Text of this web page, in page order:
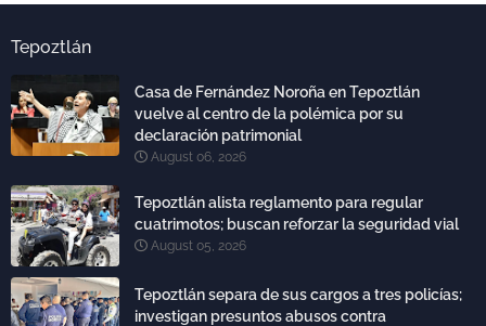
Tepoztlán
Casa de Fernández Noroña en Tepoztlán
vuelve al centro de la polémica por su
declaración patrimonial
August 06, 2026
Tepoztlán alista reglamento para regular
cuatrimotos; buscan reforzar la seguridad vial
August 05, 2026
Tepoztlán separa de sus cargos a tres policías;
investigan presuntos abusos contra